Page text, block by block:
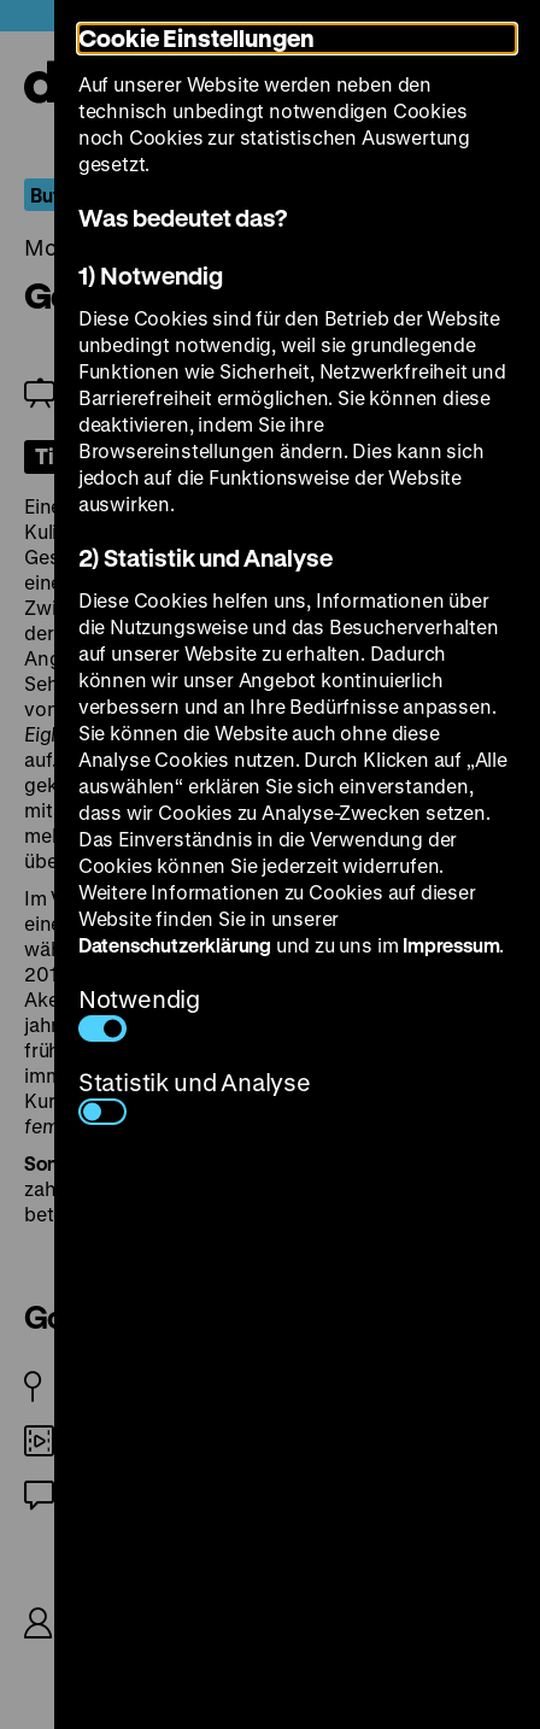
zum
Seiteninhalt
springen
But Elsewhere Is Always Better
Montag, 17. November 2025, 19.00 Uhr
Golden Eighties
Eröffnung der Filmreihe; Zu Gast: Sonia Wieder-
Atherton
Tickets
Eine unterirdische Kaufhausgalerie ist die bunte
Kulisse von
Geschichten der Personen abspielen, deren Leben
eine eigenwillige Synchronizität zu haben scheinen.
Zwischen Lilis Friseursalon, der Bekleidungsboutique
der Familie Schwartz und Sylvies Bistro begegnen sich
Angestellte und Kunden. Sie hängen ihren
Sehnsüchten nach, träumen von der Liebe und singen
von nicht erfüllten Hoffnungen. Das MusicalGolden
Eightiesgreift unterschiedliche Genres und Formen
auf. Mit Verweisen auf die damals gerade erst in Mode
gekommenen Sitcoms, einer wilden Choreografie und
mit zärtlicher Komik schafft Chantal Akerman eine
melancholische Geschichte, die Märchen und Realität
überblendet.
Im Vorprogramm ein Film über den faulen Vormittag
einer jungen Frau: „Sonia [Wieder-Atherton] arbeitete,
während ich im Bett blieb.“ (Chantal Akerman) Mit der
2015 gestorbenen belgischen Filmemacherin Chantal
Akerman verband Vivian Ostrovsky eine
jahrzehntelange Freundschaft. Sie lernten sich in den
frühen 1970er Jahre kennen, ihre Wege kreuzten sich
immer wieder und eine Kopie von Akermans frühem
KurzfilmSaute ma ville
war in ihrem Verleihprogramm
femmes/media
Sonia Wieder-Atherton
zahlreichen Filmen ihrer Partnerin Chantal Akerman
beteiligt.
Golden Eighties
Cookie Einstellungen
Auf unserer Website werden neben den
technisch unbedingt notwendigen Cookies
noch Cookies zur statistischen Auswertung
gesetzt.
Was bedeutet das?
1) Notwendig
Diese Cookies sind für den Betrieb der Website
unbedingt notwendig, weil sie grundlegende
Funktionen wie Sicherheit, Netzwerkfreiheit und
Barrierefreiheit ermöglichen. Sie können diese
deaktivieren, indem Sie ihre
Browsereinstellungen ändern. Dies kann sich
jedoch auf die Funktionsweise der Website
auswirken.
2) Statistik und Analyse
Diese Cookies helfen uns, Informationen über
die Nutzungsweise und das Besucherverhalten
auf unserer Website zu erhalten. Dadurch
können wir unser Angebot kontinuierlich
verbessern und an Ihre Bedürfnisse anpassen.
Sie können die Website auch ohne diese
Analyse Cookies nutzen. Durch Klicken auf „Alle
auswählen“ erklären Sie sich einverstanden,
dass wir Cookies zu Analyse-Zwecken setzen.
Das Einverständnis in die Verwendung der
Cookies können Sie jederzeit widerrufen.
Weitere Informationen zu Cookies auf dieser
Website finden Sie in unserer
Datenschutzerklärung und zu uns im Impressum.
Notwendig
Statistik und Analyse